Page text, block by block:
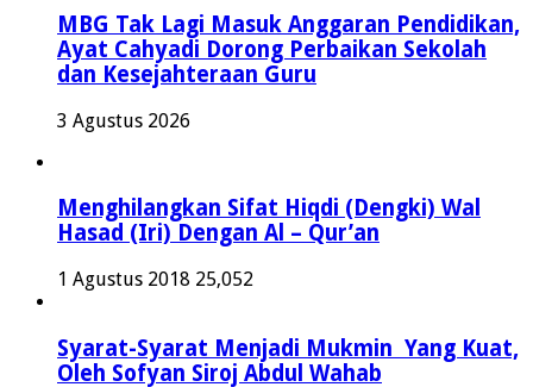
MBG Tak Lagi Masuk Anggaran Pendidikan,
Ayat Cahyadi Dorong Perbaikan Sekolah
dan Kesejahteraan Guru
3 Agustus 2026
Menghilangkan Sifat Hiqdi (Dengki) Wal
Hasad (Iri) Dengan Al – Qur’an
1 Agustus 2018 25,052
Syarat-Syarat Menjadi Mukmin Yang Kuat,
Oleh Sofyan Siroj Abdul Wahab